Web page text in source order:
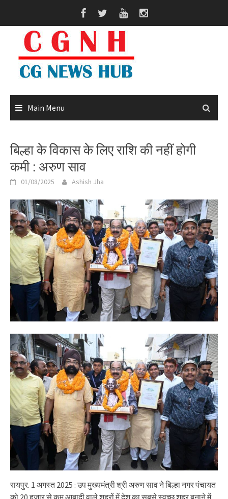
content
Main Menu
बिल्हा के विकास के लिए राशि की नहीं होगी
कमी : अरुण साव
01/08/2025 Ashish Jha
रायपुर. 1 अगस्त 2025 : उप मुख्यमंत्री श्री अरुण साव ने बिल्हा नगर पंचायत
को 20 हजार से कम आबादी वाले शहरों में देश का सबसे स्वच्छ शहर बनाने में